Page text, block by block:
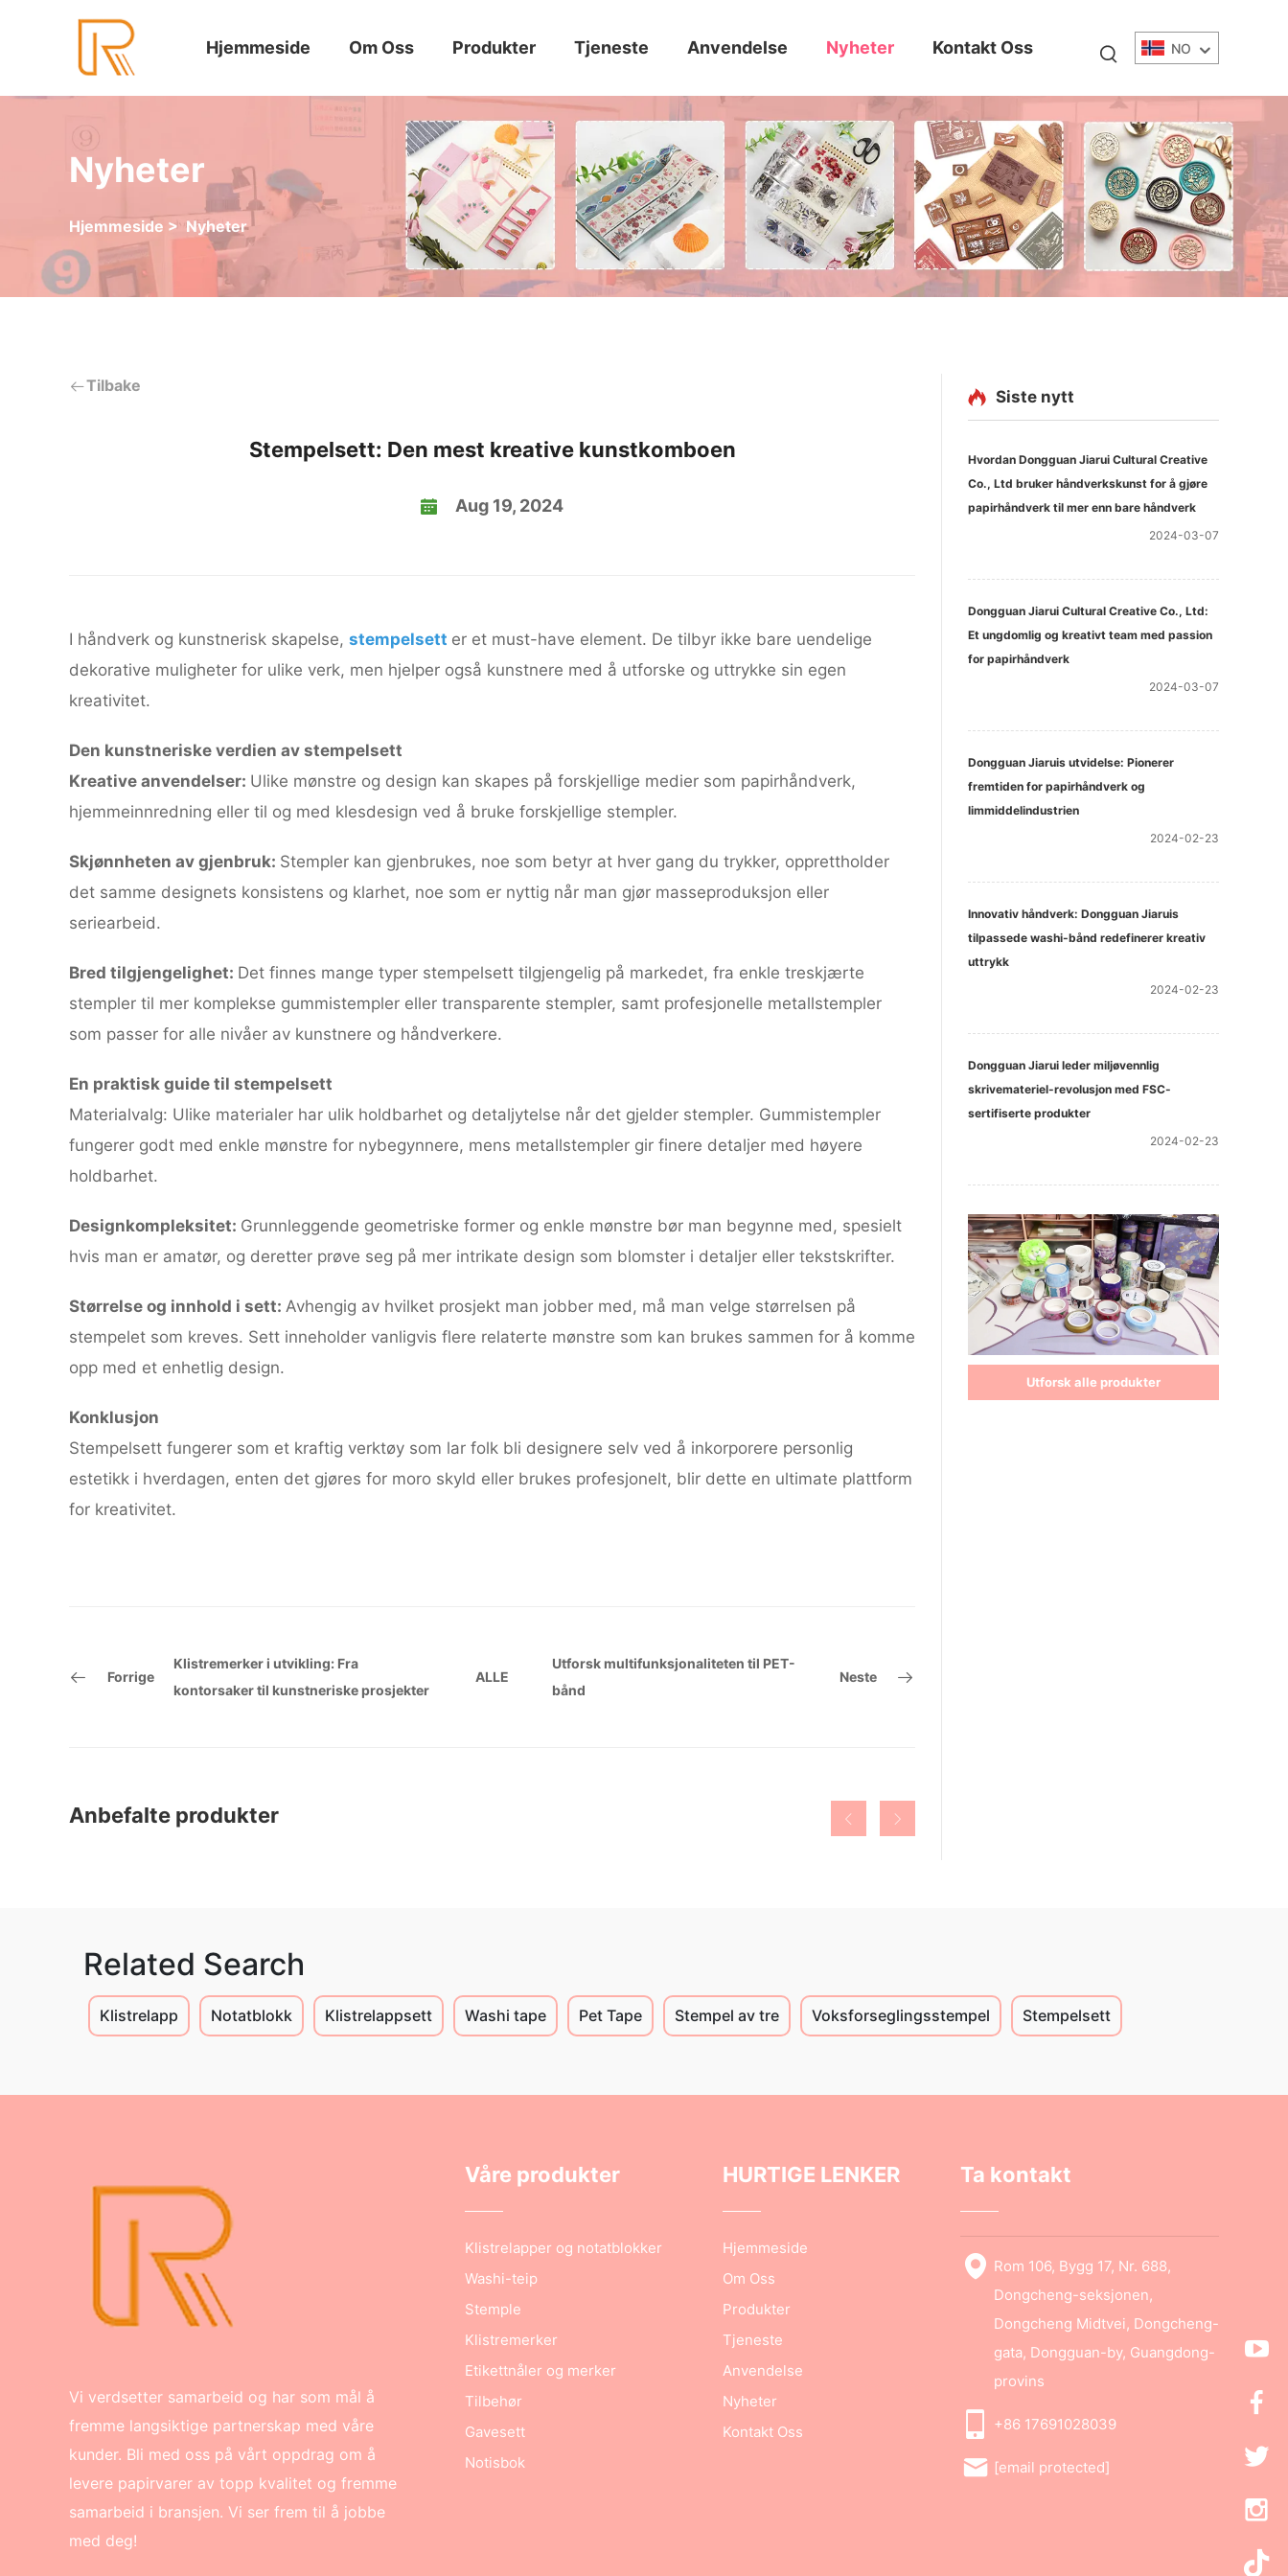
Hjemmeside Om Oss Produkter Tjeneste Anvendelse Nyheter Kontakt Oss NO
Nyheter
Hjemmeside > Nyheter
Tilbake
Stempelsett: Den mest kreative kunstkomboen
Aug 19, 2024
I håndverk og kunstnerisk skapelse, stempelsett er et must-have element. De tilbyr ikke bare uendelige
dekorative muligheter for ulike verk, men hjelper også kunstnere med å utforske og uttrykke sin egen
kreativitet.
Den kunstneriske verdien av stempelsett
Kreative anvendelser: Ulike mønstre og design kan skapes på forskjellige medier som papirhåndverk,
hjemmeinnredning eller til og med klesdesign ved å bruke forskjellige stempler.
Skjønnheten av gjenbruk: Stempler kan gjenbrukes, noe som betyr at hver gang du trykker, opprettholder
det samme designets konsistens og klarhet, noe som er nyttig når man gjør masseproduksjon eller
seriearbeid.
Bred tilgjengelighet: Det finnes mange typer stempelsett tilgjengelig på markedet, fra enkle treskjærte
stempler til mer komplekse gummistempler eller transparente stempler, samt profesjonelle metallstempler
som passer for alle nivåer av kunstnere og håndverkere.
En praktisk guide til stempelsett
Materialvalg: Ulike materialer har ulik holdbarhet og detaljytelse når det gjelder stempler. Gummistempler
fungerer godt med enkle mønstre for nybegynnere, mens metallstempler gir finere detaljer med høyere
holdbarhet.
Designkompleksitet: Grunnleggende geometriske former og enkle mønstre bør man begynne med, spesielt
hvis man er amatør, og deretter prøve seg på mer intrikate design som blomster i detaljer eller tekstskrifter.
Størrelse og innhold i sett: Avhengig av hvilket prosjekt man jobber med, må man velge størrelsen på
stempelet som kreves. Sett inneholder vanligvis flere relaterte mønstre som kan brukes sammen for å komme
opp med et enhetlig design.
Konklusjon
Stempelsett fungerer som et kraftig verktøy som lar folk bli designere selv ved å inkorporere personlig
estetikk i hverdagen, enten det gjøres for moro skyld eller brukes profesjonelt, blir dette en ultimate plattform
for kreativitet.
Forrige
Klistremerker i utvikling: Fra
kontorsaker til kunstneriske prosjekter
ALLE
Utforsk multifunksjonaliteten til PET-
bånd
Neste
Anbefalte produkter
Siste nytt
Hvordan Dongguan Jiarui Cultural Creative
Co., Ltd bruker håndverkskunst for å gjøre
papirhåndverk til mer enn bare håndverk
2024-03-07
Dongguan Jiarui Cultural Creative Co., Ltd:
Et ungdomlig og kreativt team med passion
for papirhåndverk
2024-03-07
Dongguan Jiaruis utvidelse: Pionerer
fremtiden for papirhåndverk og
limmiddelindustrien
2024-02-23
Innovativ håndverk: Dongguan Jiaruis
tilpassede washi-bånd redefinerer kreativ
uttrykk
2024-02-23
Dongguan Jiarui leder miljøvennlig
skrivemateriel-revolusjon med FSC-
sertifiserte produkter
2024-02-23
Utforsk alle produkter
Related Search
Klistrelapp Notatblokk Klistrelappsett Washi tape Pet Tape Stempel av tre Voksforseglingsstempel Stempelsett
Vi verdsetter samarbeid og har som mål å
fremme langsiktige partnerskap med våre
kunder. Bli med oss på vårt oppdrag om å
levere papirvarer av topp kvalitet og fremme
samarbeid i bransjen. Vi ser frem til å jobbe
med deg!
Våre produkter
Klistrelapper og notatblokker
Washi-teip
Stemple
Klistremerker
Etikettnåler og merker
Tilbehør
Gavesett
Notisbok
HURTIGE LENKER
Hjemmeside
Om Oss
Produkter
Tjeneste
Anvendelse
Nyheter
Kontakt Oss
Ta kontakt
Rom 106, Bygg 17, Nr. 688,
Dongcheng-seksjonen,
Dongcheng Midtvei, Dongcheng-
gata, Dongguan-by, Guangdong-
provins
+86 17691028039
[email protected]